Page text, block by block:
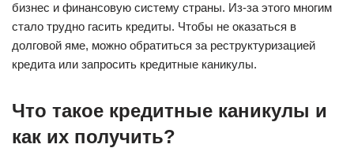
бизнес и финансовую систему страны. Из-за этого многим
стало трудно гасить кредиты. Чтобы не оказаться в
долговой яме, можно обратиться за реструктуризацией
кредита или запросить кредитные каникулы.
Что такое кредитные каникулы и
как их получить?